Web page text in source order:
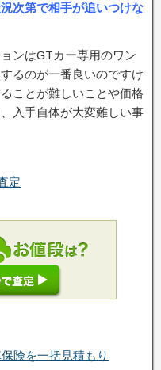
次第で相手が追いつけな
ンはGTカー専用のワン
るのが一番良いのですけ
ことが難しいことや価格
入手自体が大変難しい事
定
険を一括見積もり